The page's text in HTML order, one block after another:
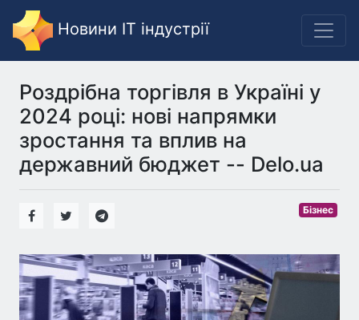
Новини IT індустрії
Роздрібна торгівля в Україні у
2024 році: нові напрямки
зростання та вплив на
державний бюджет -- Delo.ua
Бізнес